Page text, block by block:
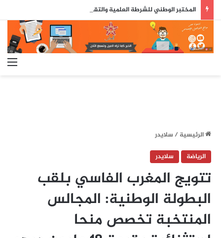
الرئيسية/ سلايدر
الرياضة
سلايدر
تتويج المغرب الفاسي بلقب
البطولة الوطنية: المجالس
المنتخبة تخصص منحا